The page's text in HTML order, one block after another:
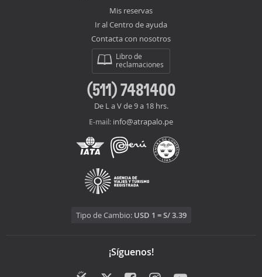
Mis reservas
Ir al Centro de ayuda
Contacta con nosotros
Libro de
reclamaciones
(511) 7481400
De L a V de 9 a 18 hrs.
E-mail: info@atrapalo.pe
Tipo de Cambio: USD 1 = S/ 3.39
¡Síguenos!